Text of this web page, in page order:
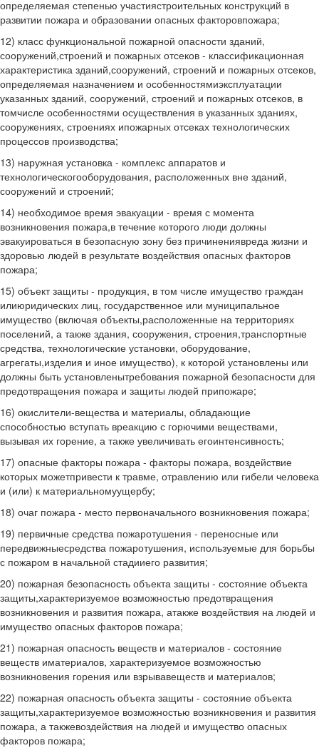
определяемая степенью участиястроительных конструкций в
развитии пожара и образовании опасных факторовпожара;
12) класс функциональной пожарной опасности зданий,
сооружений,строений и пожарных отсеков - классификационная
характеристика зданий,сооружений, строений и пожарных отсеков,
определяемая назначением и особенностямиэксплуатации
указанных зданий, сооружений, строений и пожарных отсеков, в
томчисле особенностями осуществления в указанных зданиях,
сооружениях, строениях ипожарных отсеках технологических
процессов производства;
13) наружная установка - комплекс аппаратов и
технологическогооборудования, расположенных вне зданий,
сооружений и строений;
14) необходимое время эвакуации - время с момента
возникновения пожара,в течение которого люди должны
эвакуироваться в безопасную зону без причинениявреда жизни и
здоровью людей в результате воздействия опасных факторов
пожара;
15) объект защиты - продукция, в том числе имущество граждан
илиюридических лиц, государственное или муниципальное
имущество (включая объекты,расположенные на территориях
поселений, а также здания, сооружения, строения,транспортные
средства, технологические установки, оборудование,
агрегаты,изделия и иное имущество), к которой установлены или
должны быть установленытребования пожарной безопасности для
предотвращения пожара и защиты людей припожаре;
16) окислители-вещества и материалы, обладающие
способностью вступать вреакцию с горючими веществами,
вызывая их горение, а также увеличивать егоинтенсивность;
17) опасные факторы пожара - факторы пожара, воздействие
которых можетпривести к травме, отравлению или гибели человека
и (или) к материальномуущербу;
18) очаг пожара - место первоначального возникновения пожара;
19) первичные средства пожаротушения - переносные или
передвижныесредства пожаротушения, используемые для борьбы
с пожаром в начальной стадииего развития;
20) пожарная безопасность объекта защиты - состояние объекта
защиты,характеризуемое возможностью предотвращения
возникновения и развития пожара, атакже воздействия на людей и
имущество опасных факторов пожара;
21) пожарная опасность веществ и материалов - состояние
веществ иматериалов, характеризуемое возможностью
возникновения горения или взрывавеществ и материалов;
22) пожарная опасность объекта защиты - состояние объекта
защиты,характеризуемое возможностью возникновения и развития
пожара, а такжевоздействия на людей и имущество опасных
факторов пожара;